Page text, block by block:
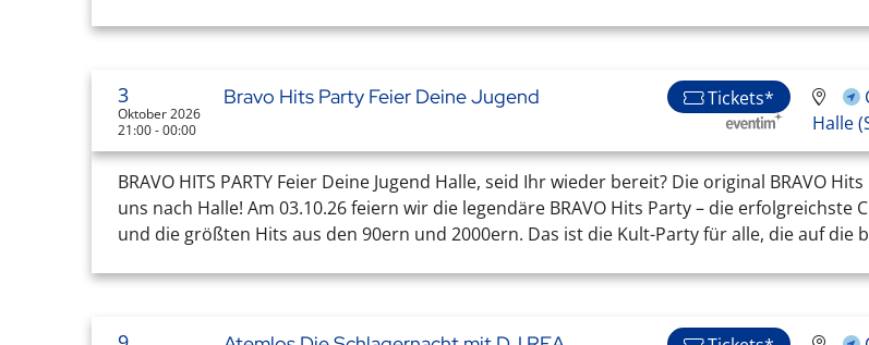
3
Oktober 2026
21:00 - 00:00
Bravo Hits Party Feier Deine Jugend Tickets*
Halle
BRAVO HITS PARTY Feier Deine Jugend Halle, seid Ihr wieder bereit? Die original BRAVO
uns nach Halle! Am 03.10.26 feiern wir die legendäre BRAVO Hits Party – die
und die größten Hits aus den 90ern und 2000ern. Das ist die Kult-Party für alle, die auf die